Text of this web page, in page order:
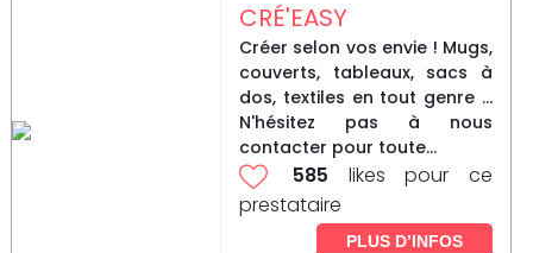
CRÉ'EASY
Créer selon vos envie ! Mugs,
couverts, tableaux, sacs à
dos, textiles en tout genre ...
N'hésitez pas à nous
contacter pour toute...
585 likes pour ce
prestataire
PLUS D’INFOS